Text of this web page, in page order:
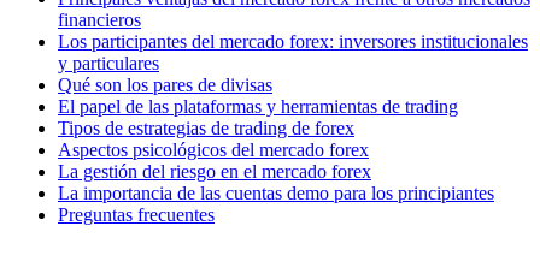
financieros
Los participantes del mercado forex: inversores institucionales
y particulares
Qué son los pares de divisas
El papel de las plataformas y herramientas de trading
Tipos de estrategias de trading de forex
Aspectos psicológicos del mercado forex
La gestión del riesgo en el mercado forex
La importancia de las cuentas demo para los principiantes
Preguntas frecuentes